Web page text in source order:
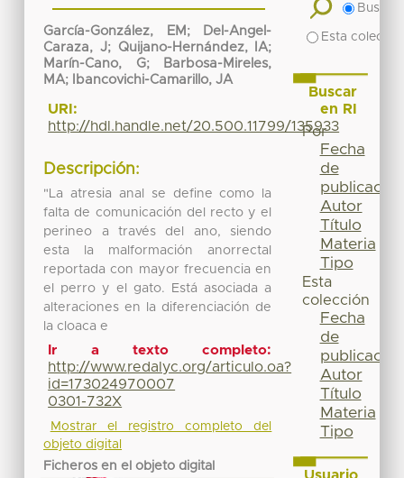
García-González, EM; Del-Angel-
Caraza, J; Quijano-Hernández, IA;
Marín-Cano, G; Barbosa-Mireles,
MA; Ibancovichi-Camarillo, JA
URI:
http://hdl.handle.net/20.500.11799/135933
Descripción:
"La atresia anal se define como la
falta de comunicación del recto y el
perineo a través del ano, siendo
esta la malformación anorrectal
reportada con mayor frecuencia en
el perro y el gato. Está asociada a
alteraciones en la diferenciación de
la cloaca e
Ir a texto completo:
http://www.redalyc.org/articulo.oa?
id=173024970007
0301-732X
Mostrar el registro completo del
objeto digital
Ficheros en el objeto digital
Buscar
Esta
Buscar
en RI
Por
Fecha
de
publicación
Autor
Título
Materia
Tipo
Esta
colección
Fecha
de
publicación
Autor
Título
Materia
Tipo